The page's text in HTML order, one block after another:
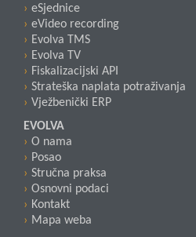
eSjednice
eVideo recording
Evolva TMS
Evolva TV
Fiskalizacijski API
Strateška naplata potraživanja
Vježbenički ERP
EVOLVA
O nama
Posao
Stručna praksa
Osnovni podaci
Kontakt
Mapa weba